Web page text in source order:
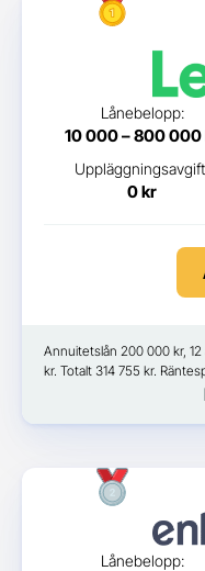
Lånebelopp:
10 000 – 800 000
0 kr
Annuitetslån 200 000 kr,
kr. Totalt 314 755 kr.
Lånebelopp: